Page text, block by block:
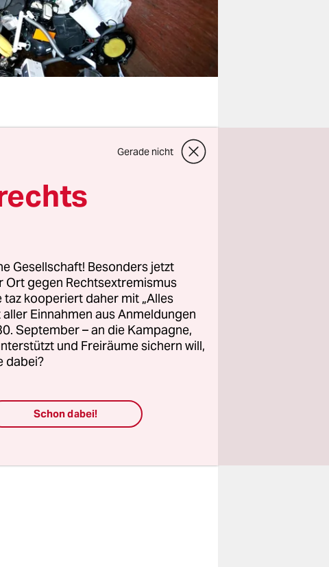
Mengen an
dazu
sich
sich die
Dabei
Benutzung,
anderen
auf
Gerade nicht
Gesellschaft! Besonders jetzt
Ort gegen Rechtsextremismus
kooperiert daher mit „Alles
Einnahmen aus Anmeldungen
September – an die Kampagne,
und Freiräume sichern will,
dabei?
Schon dabei!